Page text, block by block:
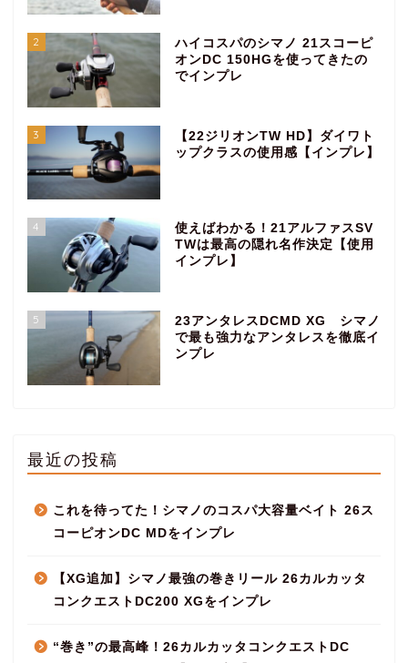
2
ハイコスパのシマノ 21スコーピ
オンDC 150HGを使ってきたの
でインプレ
3
【22ジリオンTW HD】ダイワト
ップクラスの使用感【インプレ】
4
使えばわかる！21アルファスSV
TWは最高の隠れ名作決定【使用
インプレ】
5
23アンタレスDCMD XG シマノ
で最も強力なアンタレスを徹底イ
ンプレ
最近の投稿
これを待ってた！シマノのコスパ大容量ベイト 26ス
コーピオンDC MDをインプレ
【XG追加】シマノ最強の巻きリール 26カルカッタ
コンクエストDC200 XGをインプレ
“巻き”の最高峰！26カルカッタコンクエストDC